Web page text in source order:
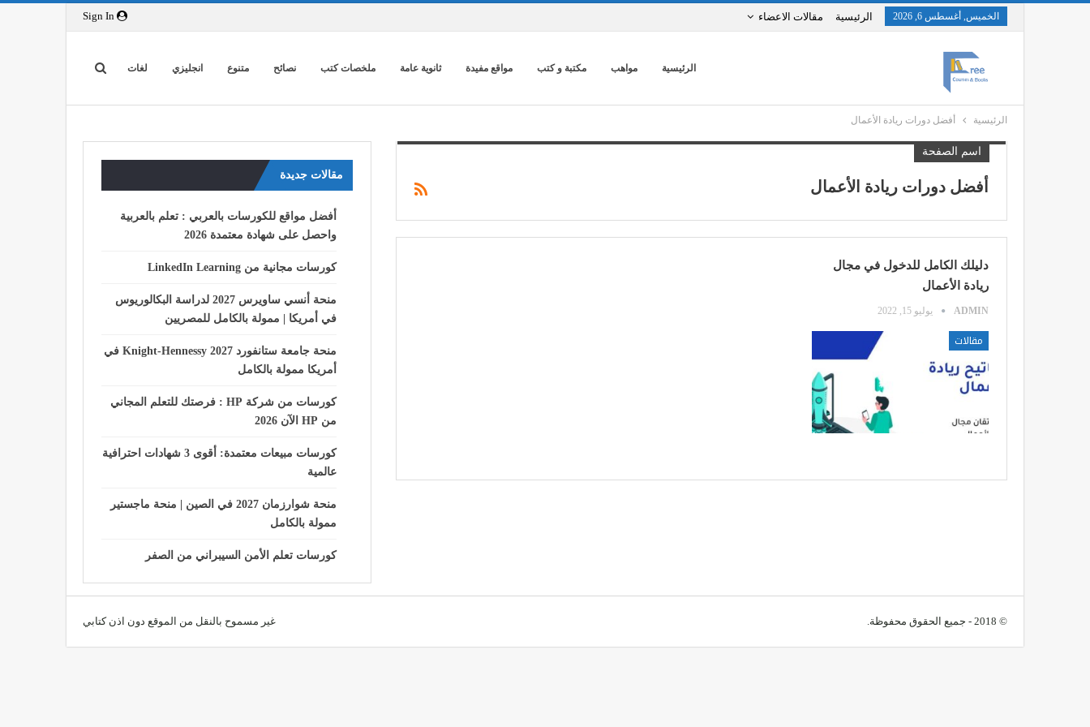
الخميس, أغسطس 6, 2026 الرئيسية مقالات الاعضاء
الرئيسية مواهب مكتبة و كتب مواقع مفيدة ثانوية عامة ملخصات كتب نصائح متنوع انجليزي لغات
الرئيسية أفضل دورات ريادة الأعمال
اسم الصفحة
أفضل دورات ريادة الأعمال
دليلك الكامل للدخول في مجال
ريادة الأعمال
ADMIN يوليو 15, 2022
مقالات
مقالات جديدة
أفضل مواقع للكورسات بالعربي : تعلم بالعربية
واحصل على شهادة معتمدة 2026
كورسات مجانية من LinkedIn Learning
منحة أنسي ساويرس 2027 لدراسة البكالوريوس
في أمريكا | ممولة بالكامل للمصريين
منحة جامعة ستانفورد Knight-Hennessy 2027 في
أمريكا ممولة بالكامل
كورسات من شركة HP : فرصتك للتعلم المجاني
من HP الآن 2026
كورسات مبيعات معتمدة: أقوى 3 شهادات احترافية
عالمية
منحة شوارزمان 2027 في الصين | منحة ماجستير
ممولة بالكامل
كورسات تعلم الأمن السيبراني من الصفر
© 2018 - جميع الحقوق محفوظة. غير مسموح بالنقل من الموقع دون اذن كتابي